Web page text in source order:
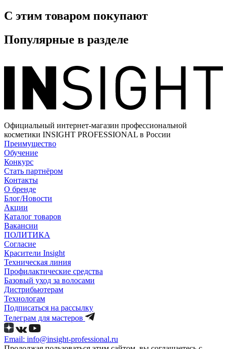
С этим товаром покупают
Популярные в разделе
Официальный интернет-магазин профессиональной
косметики INSIGHT PROFESSIONAL в России
Преимущество
Обучение
Конкурс
Стать партнёром
Контакты
О бренде
Блог/Новости
Акции
Каталог товаров
Вакансии
ПОЛИТИКА
Согласие
Краcители Insight
Техническая линия
Профилактические средства
Базовый уход за волосами
Дистрибьютерам
Технологам
Подписаться на рассылку
Телеграм для мастеров
Email: info@insight-professional.ru